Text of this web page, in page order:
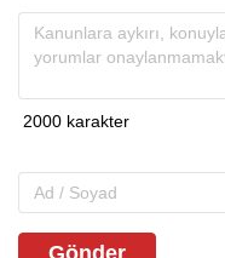
Gönder